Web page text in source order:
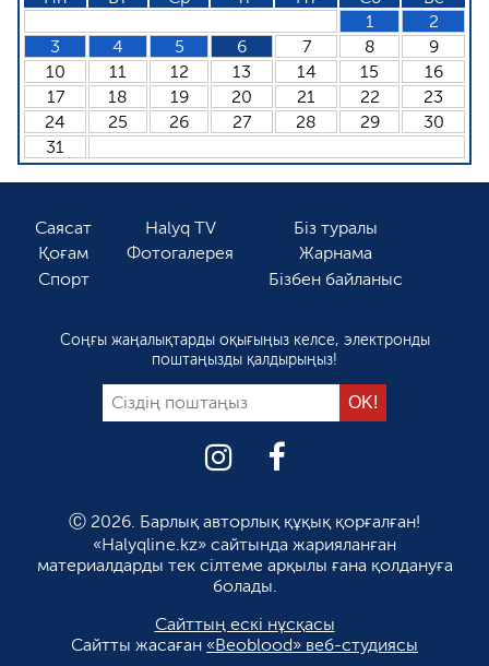
1
2
3
4 5 6 7 8
9
10
11 12 13 14 15
16
17
18 19 20 21 22
23
24
25 26 27 28 29
30
31
Саясат
Қоғам
Спорт
Halyq TV
Фотогалерея
Біз туралы
Жарнама
Бізбен байланыс
Соңғы жаңалықтарды оқығыңыз келсе, электронды
поштаңызды қалдырыңыз!
Ⓒ 2026. Барлық авторлық құқық қорғалған!
«Halyqline.kz» сайтында жарияланған
материалдарды тек сілтеме арқылы ғана қолдануға
болады.
Сайттың ескі нұсқасы
Сайтты жасаған «Beoblood» веб-студиясы